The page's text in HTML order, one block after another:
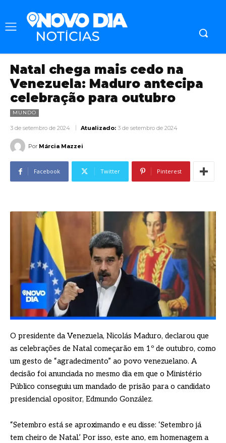
Natal chega mais cedo na
Venezuela: Maduro antecipa
celebração para outubro
MUNDO
3 de setembro de 2024 Atualizado: 3 de setembro de 2024
Por Márcia Mazzei
Facebook Twitter Pinterest
O presidente da Venezuela, Nicolás Maduro, declarou que
as celebrações de Natal começarão em 1º de outubro, como
um gesto de “agradecimento” ao povo venezuelano. A
decisão foi anunciada no mesmo dia em que o Ministério
Público conseguiu um mandado de prisão para o candidato
presidencial opositor, Edmundo González.
“Setembro está se aproximando e eu disse: ‘Setembro já
tem cheiro de Natal.’ Por isso, este ano, em homenagem a